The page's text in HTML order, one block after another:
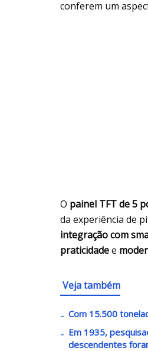
conferem um
O painel TFT de 5
da experiência de
integração com
praticidadee
Veja também
Com 15.500
Em 1935,
descendentes